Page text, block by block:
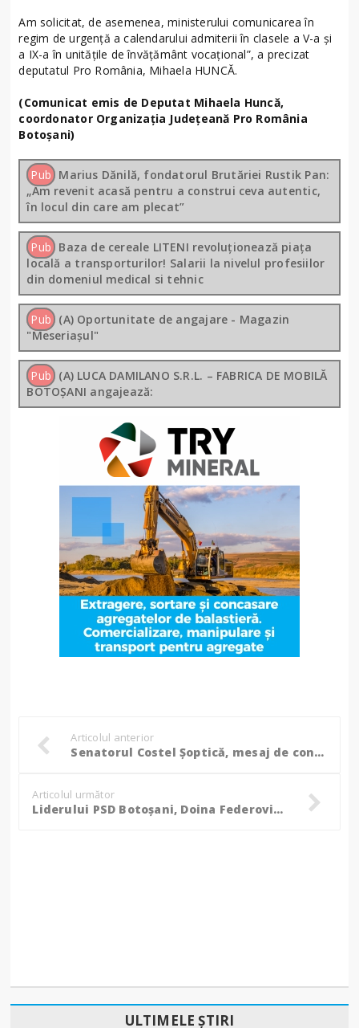
Am solicitat, de asemenea, ministerului comunicarea în
regim de urgență a calendarului admiterii în clasele a V-a și
a IX-a în unitățile de învățământ vocațional”, a precizat
deputatul Pro România, Mihaela HUNCĂ.
(Comunicat emis de Deputat Mihaela Huncă,
coordonator Organizaţia Judeţeană Pro România
Botoşani)
Pub Marius Dănilă, fondatorul Brutăriei Rustik Pan:
„Am revenit acasă pentru a construi ceva autentic,
în locul din care am plecat”
Pub Baza de cereale LITENI revoluționează piața
locală a transporturilor! Salarii la nivelul profesiilor
din domeniul medical si tehnic
Pub (A) Oportunitate de angajare - Magazin
"Meseriașul"
Pub (A) LUCA DAMILANO S.R.L. – FABRICA DE MOBILĂ
BOTOȘANI angajează:
Articolul anterior
Senatorul Costel Șoptică, mesaj de condoleanțe pentru familia medicului botoșănean răpus de COVID
Articolul următor
Liderului PSD Botoșani, Doina Federovici: Minciuna și ipocrizia au devenit virtuți ale politicii de stat în guvernarea Iohannis - Orban
ULTIMELE ȘTIRI